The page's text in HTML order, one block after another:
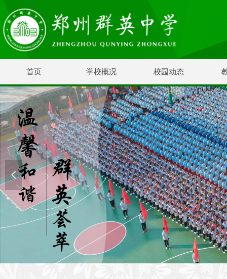
首页 学校概况 校园动态
넳